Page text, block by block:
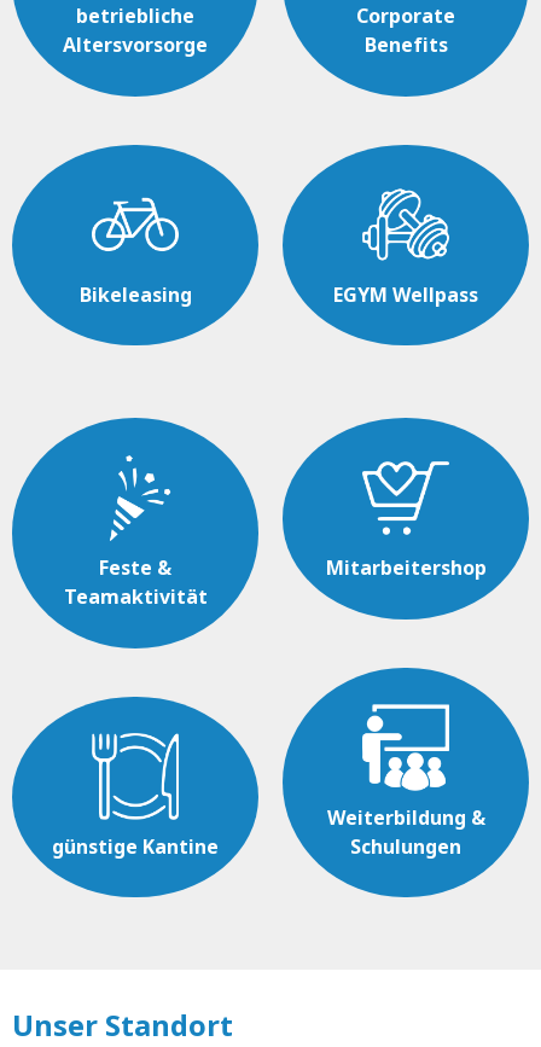
betriebliche
Altersvorsorge
Bikeleasing
Corporate
Benefits
EGYM Wellpass
Feste &
Teamaktivität
günstige Kantine
Mitarbeitershop
Weiterbildung &
Schulungen
Unser Standort